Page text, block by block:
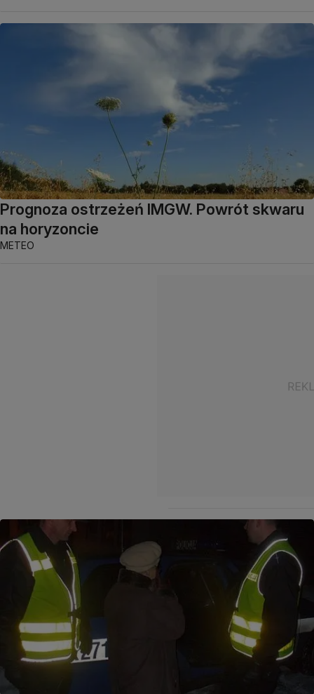
Prognoza ostrzeżeń IMGW. Powrót skwaru
na horyzoncie
METEO